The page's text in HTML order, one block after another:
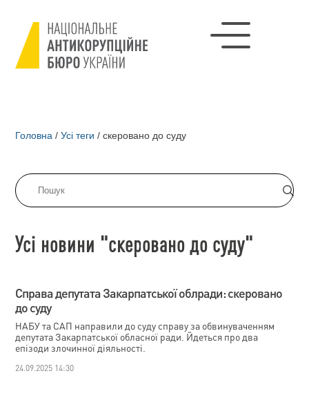
Головна / Усі теги / скеровано до суду
Усі новини "скеровано до суду"
Справа депутата Закарпатської облради: скеровано
до суду
НАБУ та САП направили до суду справу за обвинуваченням
депутата Закарпатської обласної ради. Йдеться про два
епізоди злочинної діяльності.
24.09.2025 14:30